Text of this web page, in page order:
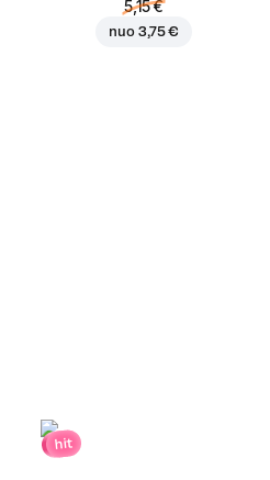
5,15 €
nuo 3,75 €
hit